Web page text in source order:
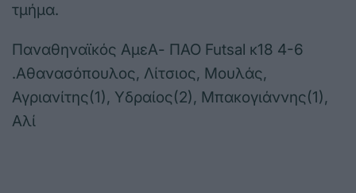
τμήμα.
Παναθηναϊκός ΑμεΑ- ΠΑΟ Futsal κ18 4-6
.Αθανασόπουλος, Λίτσιος, Μουλάς,
Αγριανίτης(1), Υδραίος(2), Μπακογιάννης(1),
Αλί